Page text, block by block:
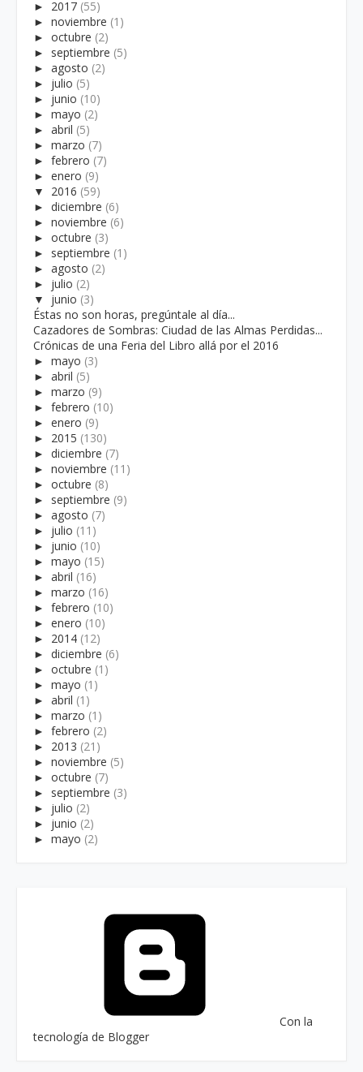
► 2017 (55)
► noviembre (1)
► octubre (2)
► septiembre (5)
► agosto (2)
► julio (5)
► junio (10)
► mayo (2)
► abril (5)
► marzo (7)
► febrero (7)
► enero (9)
▼
2016 (59)
► diciembre (6)
► noviembre (6)
► octubre (3)
► septiembre (1)
► agosto (2)
► julio (2)
▼
junio (3)
Éstas no son horas, pregúntale al día...
Cazadores de Sombras: Ciudad de las Almas Perdidas...
Crónicas de una Feria del Libro allá por el 2016
► mayo (3)
► abril (5)
► marzo (9)
► febrero (10)
► enero (9)
► 2015 (130)
► diciembre (7)
► noviembre (11)
► octubre (8)
► septiembre (9)
► agosto (7)
► julio (11)
► junio (10)
► mayo (15)
► abril (16)
► marzo (16)
► febrero (10)
► enero (10)
► 2014 (12)
► diciembre (6)
► octubre (1)
► mayo (1)
► abril (1)
► marzo (1)
► febrero (2)
► 2013 (21)
► noviembre (5)
► octubre (7)
► septiembre (3)
► julio (2)
► junio (2)
► mayo (2)
Con la
tecnología de Blogger